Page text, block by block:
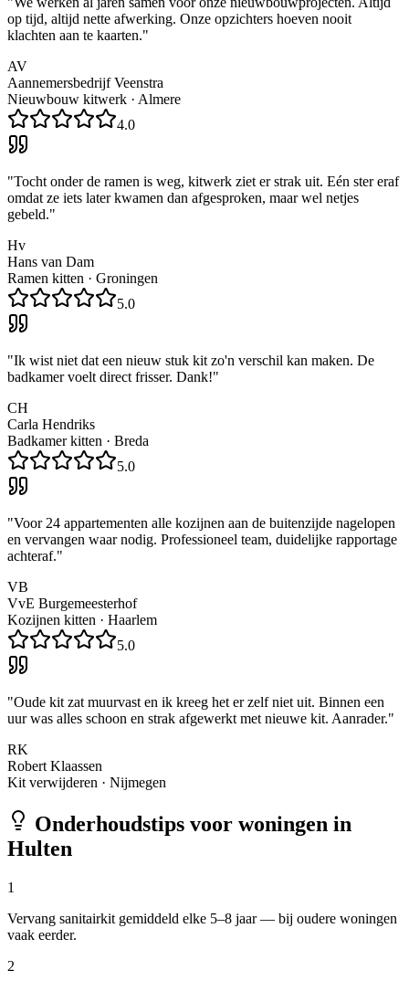
op tijd, altijd nette afwerking. Onze opzichters hoeven nooit
klachten aan te kaarten."
AV
Aannemersbedrijf Veenstra
Nieuwbouw kitwerk · Almere
4.0
"Tocht onder de ramen is weg, kitwerk ziet er strak uit. Eén ster eraf
omdat ze iets later kwamen dan afgesproken, maar wel netjes
gebeld."
Hv
Hans van Dam
Ramen kitten · Groningen
5.0
"Ik wist niet dat een nieuw stuk kit zo'n verschil kan maken. De
badkamer voelt direct frisser. Dank!"
CH
Carla Hendriks
Badkamer kitten · Breda
5.0
"Voor 24 appartementen alle kozijnen aan de buitenzijde nagelopen
en vervangen waar nodig. Professioneel team, duidelijke rapportage
achteraf."
VB
VvE Burgemeesterhof
Kozijnen kitten · Haarlem
5.0
"Oude kit zat muurvast en ik kreeg het er zelf niet uit. Binnen een
uur was alles schoon en strak afgewerkt met nieuwe kit. Aanrader."
RK
Robert Klaassen
Kit verwijderen · Nijmegen
Onderhoudstips voor woningen in
Hulten
1
Vervang sanitairkit gemiddeld elke 5–8 jaar — bij oudere woningen
vaak eerder.
2